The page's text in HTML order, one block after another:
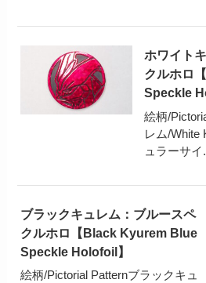
ホワイト
クルホロ
Speckle
絵柄/
レム/White
ュラーサイ
ブラックキュレム：ブルースペ
クルホロ【Black Kyurem Blue
Speckle Holofoil】
絵柄/Pictorial Patternブラックキュ